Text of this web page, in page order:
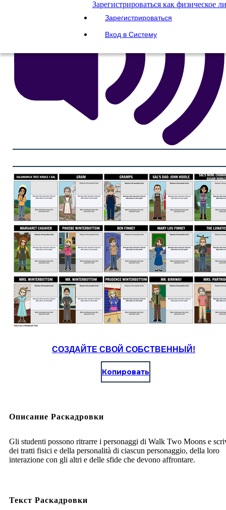
Зарегистрироваться как физическое
Зарегистрироваться
Вход в Систему
СОЗДАЙТЕ СВОЙ СОБСТВЕННЫЙ!
Копировать
Описание Раскадровки
Gli studenti possono ritrarre i personaggi di Walk Two Moons e
dei tratti fisici e della personalità di ciascun personaggio, della loro
interazione con gli altri e delle sfide che devono affrontare.
Текст Раскадровки